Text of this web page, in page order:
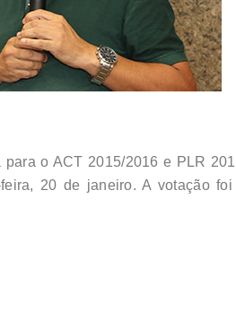
o ACT 2015/2016 e PLR
20 de janeiro. A votação